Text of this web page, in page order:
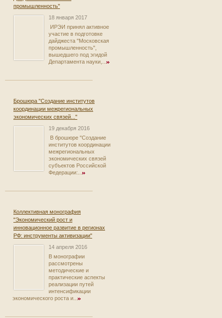
промышленность"
18 января 2017
ИРЭИ принял активное
участие в подготовке
дайджеста "Московская
промышленность",
вышедшего под эгидой
Департамента науки,...
Брошюра "Создание институтов
координации межрегиональных
экономических связей..."
19 декабря 2016
В брошюре "Создание
институтов координации
межрегиональных
экономических связей
субъектов Российской
Федерации:...
Коллективная монография
"Экономический рост и
инновационное развитие в регионах
РФ: инструменты активизации"
14 апреля 2016
В монографии
рассмотрены
методические и
практические аспекты
реализации путей
интенсификации
экономического роста и...